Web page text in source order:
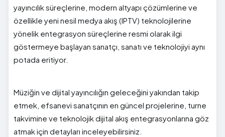
yayıncılık süreçlerine, modern altyapı çözümlerine ve
özellikle yeni nesil medya akış (IPTV) teknolojilerine
yönelik entegrasyon süreçlerine resmi olarak ilgi
göstermeye başlayan sanatçı, sanatı ve teknolojiyi aynı
potada eritiyor.
Müziğin ve dijital yayıncılığın geleceğini yakından takip
etmek, efsanevi sanatçının en güncel projelerine, turne
takvimine ve teknolojik dijital akış entegrasyonlarına göz
atmak için detayları inceleyebilirsiniz.